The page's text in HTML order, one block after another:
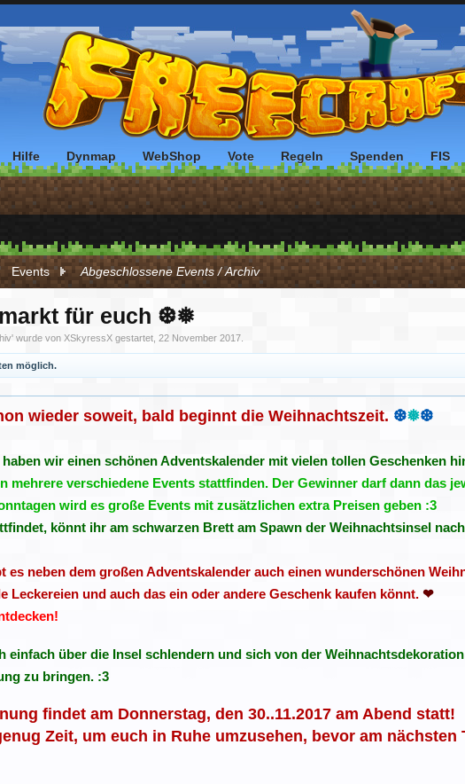
Events Abgeschlossene Events / Archiv
für euch ❆❅
' wurde von XSkyressX gestartet, 22 November 2017
möglich.
wieder soweit, bald beginnt die Weihnachtszeit. ❆❅❆
wir einen schönen Adventskalender mit vielen tollen Geschenken
mehrere verschiedene Events stattfinden. Der Gewinner darf dann das
wird es große Events mit zusätzlichen extra Preisen geben :3
könnt ihr am schwarzen Brett am Spawn der Weihnachtsinsel
es neben dem großen Adventskalender auch einen wunderschönen
Leckereien und auch das ein oder andere Geschenk kaufen könnt. ❤
einfach über die Insel schlendern und sich von der
zu bringen. :3
findet am Donnerstag, den 30..11.2017 am Abend statt!
Zeit, um euch in Ruhe umzusehen, bevor am
Hilfe Dynmap WebShop Vote Regeln Spenden FIS